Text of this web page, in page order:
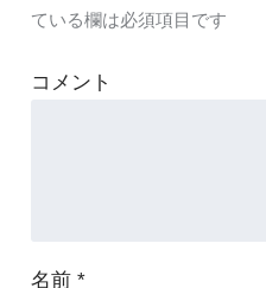
ている欄は必須項目です
コメント
名前 *